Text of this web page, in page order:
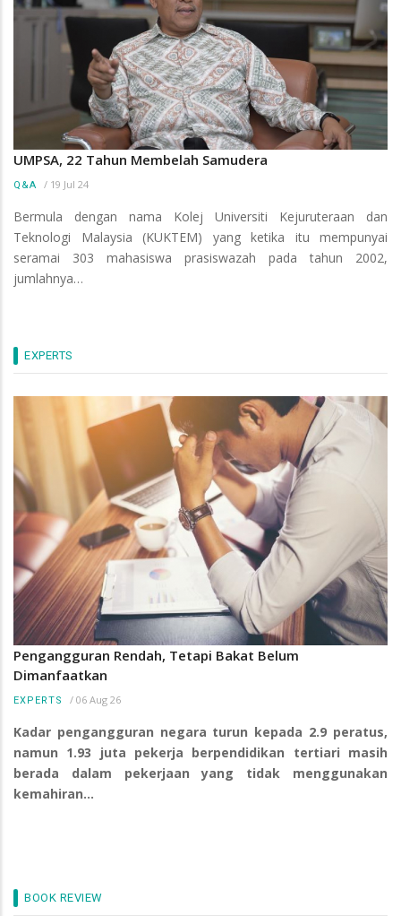
UMPSA, 22 Tahun Membelah Samudera
Q&A / 19 Jul 24
Bermula dengan nama Kolej Universiti Kejuruteraan dan
Teknologi Malaysia (KUKTEM) yang ketika itu mempunyai
seramai 303 mahasiswa prasiswazah pada tahun 2002,
jumlahnya…
EXPERTS
Pengangguran Rendah, Tetapi Bakat Belum
Dimanfaatkan
EXPERTS / 06 Aug 26
Kadar pengangguran negara turun kepada 2.9 peratus,
namun 1.93 juta pekerja berpendidikan tertiari masih
berada dalam pekerjaan yang tidak menggunakan
kemahiran…
BOOK REVIEW